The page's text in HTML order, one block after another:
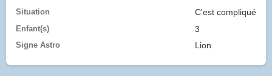
Situation C'est compliqué
Enfant(s) 3
Signe Astro Lion